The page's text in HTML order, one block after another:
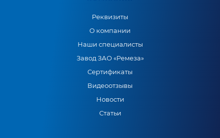
Реквизиты
О компании
Наши специалисты
Завод ЗАО «Ремеза»
Сертификаты
Видеоотзывы
Новости
Статьи